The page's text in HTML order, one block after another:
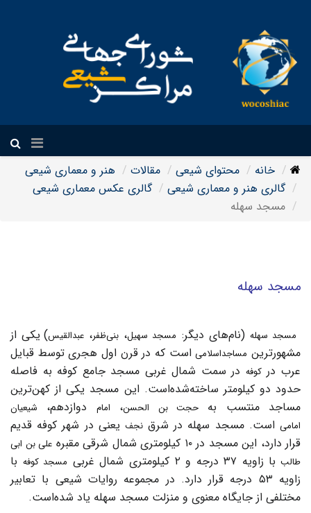
خانه محتوای شیعی مقالات
هنر و معماری شیعی
گالری هنر و معماری شیعی
گالری عکس معماری شیعی
مسجد سهله
مسجد سهله
مسجد سهله (نام‌های دیگر: مسجد سهیل، بنی‌ظفر، عبدالقیس) یکی از
مشهورترین مساجداسلامیاست که در قرن اول هجری توسط قبایل
عرب درکوفه در سمت شمال غربی مسجد جامع کوفه به فاصله
حدود دو کیلومتر ساخته‌شده‌است. این مسجد یکی از کهن‌ترین
مساجد منتسب بهحجت بن الحسن، امام دوازدهم،
شیعیان
امامیاست. مسجد سهله در شرقنجف یعنی در شهر کوفه قدیم
قرار دارد، این مسجد در ۱۰ کیلومتری شمال شرقی مقبره
علی بن ابی
طالب با زاویه ۳۷ درجه و ۲ کیلومتری شمال غربی مسجد کوفه با
زاویه ۵۳ درجه قرار دارد. در مجموعه روایات شیعی با تعابیر
مختلفی از جایگاه معنوی و منزلت مسجد سهله یاد شده‌است.